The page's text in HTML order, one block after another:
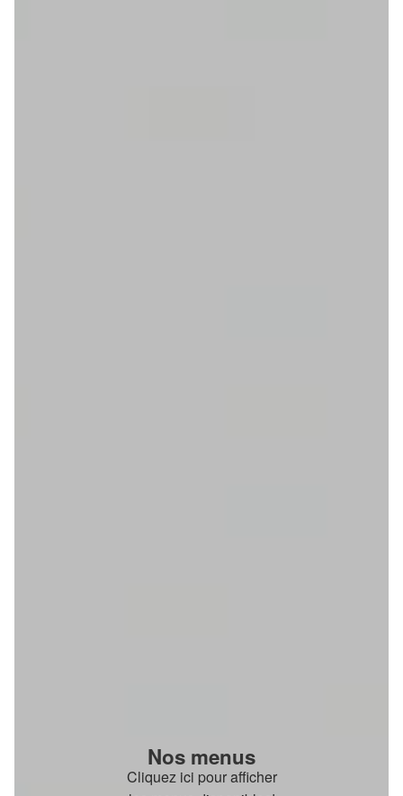
Nos menus
Cliquez ici pour afficher